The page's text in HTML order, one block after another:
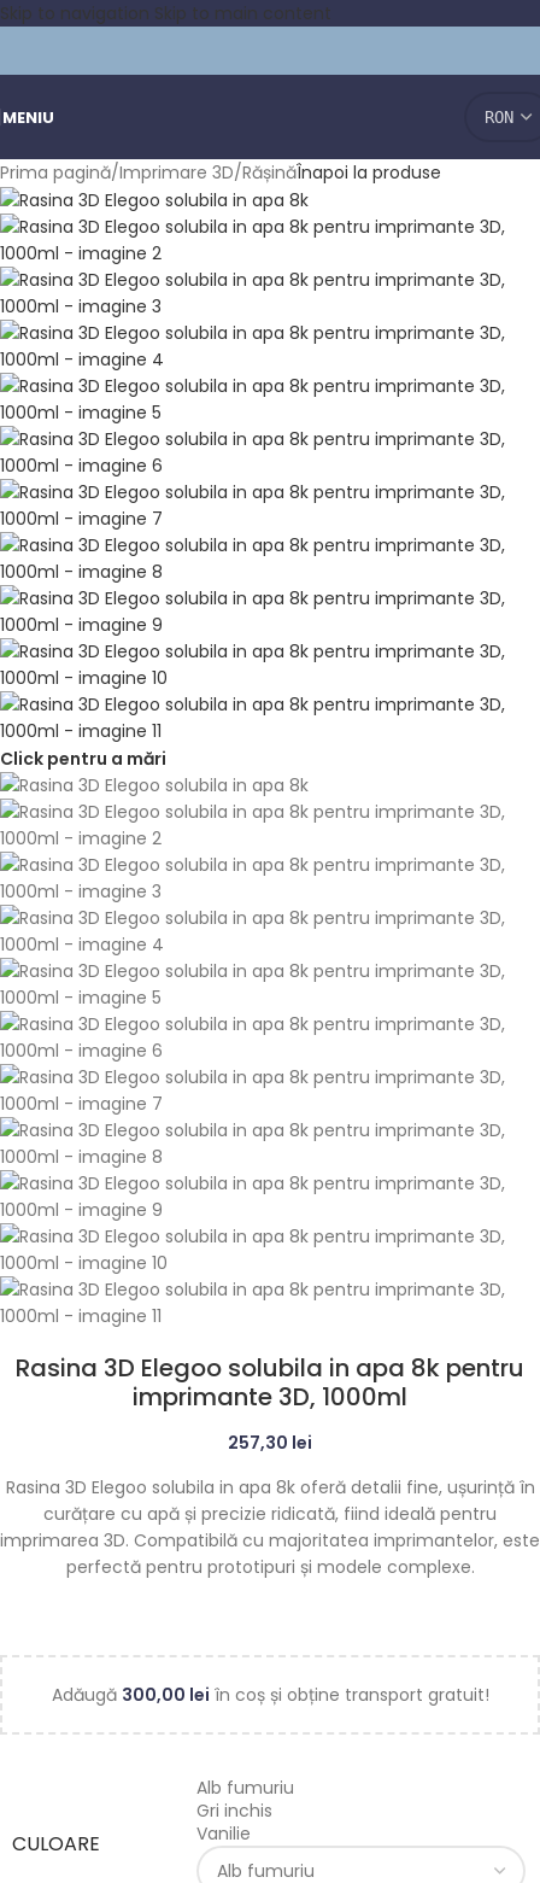
Skip to navigation Skip to main content
MENIU
Prima pagină/Imprimare 3D/RășinăÎnapoi la produse
Click pentru a mări
Rasina 3D Elegoo solubila in apa 8k pentru
imprimante 3D, 1000ml
257,30 lei
Rasina 3D Elegoo solubila in apa 8k oferă detalii fine, ușurință în
curățare cu apă și precizie ridicată, fiind ideală pentru
imprimarea 3D. Compatibilă cu majoritatea imprimantelor, este
perfectă pentru prototipuri și modele complexe.
Adăugă 300,00 lei în coș și obține transport gratuit!
CULOARE
Alb fumuriu
Gri inchis
Vanilie